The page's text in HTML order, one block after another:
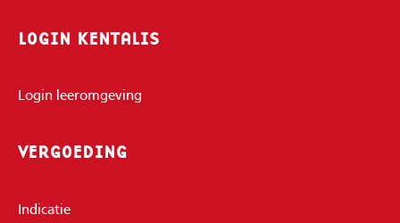
LOGIN KENTALIS
Login leeromgeving
VERGOEDING
Indicatie